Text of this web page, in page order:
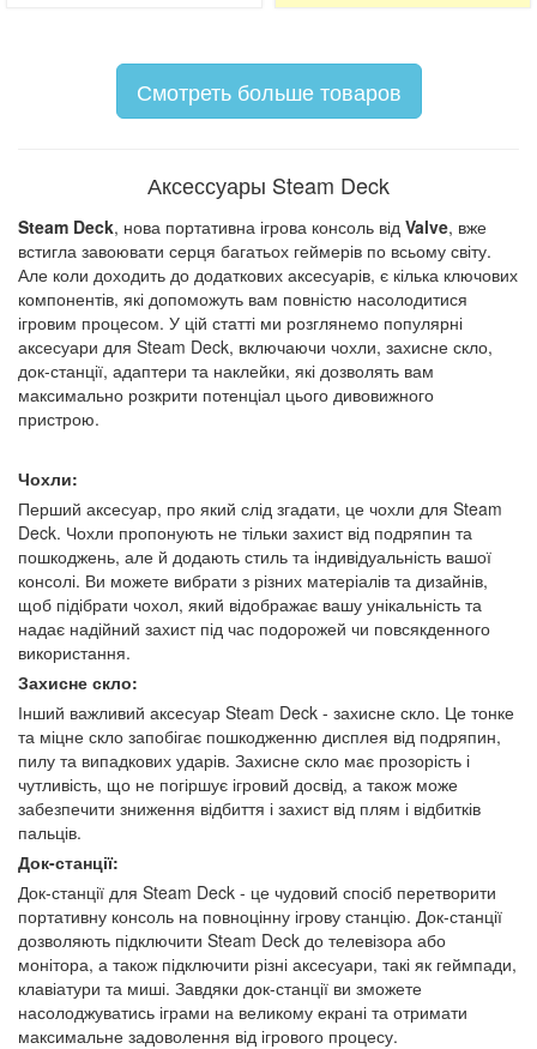
Смотреть больше товаров
Аксессуары Steam Deck
Steam Deck, нова портативна ігрова консоль від Valve, вже
встигла завоювати серця багатьох геймерів по всьому світу.
Але коли доходить до додаткових аксесуарів, є кілька ключових
компонентів, які допоможуть вам повністю насолодитися
ігровим процесом. У цій статті ми розглянемо популярні
аксесуари для Steam Deck, включаючи чохли, захисне скло,
док-станції, адаптери та наклейки, які дозволять вам
максимально розкрити потенціал цього дивовижного
пристрою.
Чохли:
Перший аксесуар, про який слід згадати, це чохли для Steam
Deck. Чохли пропонують не тільки захист від подряпин та
пошкоджень, але й додають стиль та індивідуальність вашої
консолі. Ви можете вибрати з різних матеріалів та дизайнів,
щоб підібрати чохол, який відображає вашу унікальність та
надає надійний захист під час подорожей чи повсякденного
використання.
Захисне скло:
Інший важливий аксесуар Steam Deck - захисне скло. Це тонке
та міцне скло запобігає пошкодженню дисплея від подряпин,
пилу та випадкових ударів. Захисне скло має прозорість і
чутливість, що не погіршує ігровий досвід, а також може
забезпечити зниження відбиття і захист від плям і відбитків
пальців.
Док-станції:
Док-станції для Steam Deck - це чудовий спосіб перетворити
портативну консоль на повноцінну ігрову станцію. Док-станції
дозволяють підключити Steam Deck до телевізора або
монітора, а також підключити різні аксесуари, такі як геймпади,
клавіатури та миші. Завдяки док-станції ви зможете
насолоджуватись іграми на великому екрані та отримати
максимальне задоволення від ігрового процесу.